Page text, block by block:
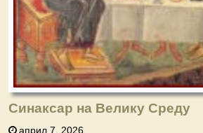
Синаксар на Велику Среду
април 7, 2026